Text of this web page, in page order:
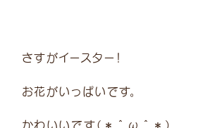
さすがイースター！
お花がいっぱいです。
かわいいです（＊＾ω＾＊）